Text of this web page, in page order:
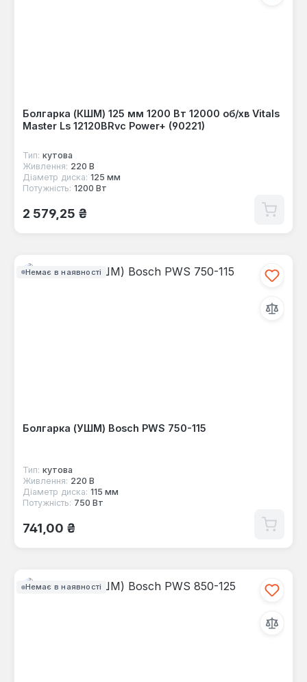
Болгарка (КШМ) 125 мм 1200 Вт 12000 об/хв Vitals
Master Ls 12120BRvc Power+ (90221)
Тип: кутова
Живлення: 220 В
Діаметр диска: 125 мм
Потужність: 1200 Вт
Звичайна ціна:
2 579,25 ₴
Немає в наявності
Болгарка (УШМ) Bosch PWS 750-115
Тип: кутова
Живлення: 220 В
Діаметр диска: 115 мм
Потужність: 750 Вт
Звичайна ціна:
741,00 ₴
Немає в наявності